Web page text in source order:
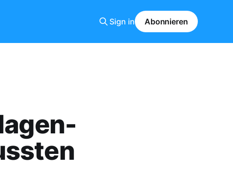
Sign in Abonnieren